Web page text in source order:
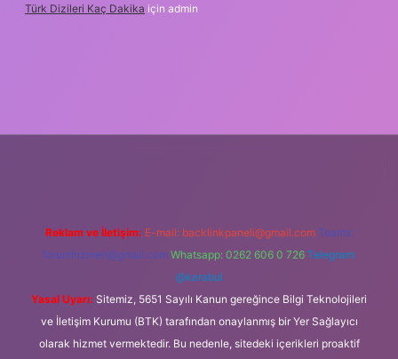
Türk Dizileri Kaç Dakika için admin
Reklam ve İletişim: E-mail: backlinkpaneli@gmail.com Teams:
forumhizmeti@gmail.com Whatsapp: 0262 606 0 726 Telegram:
@karabul
Yasal Uyarı: Sitemiz, 5651 Sayılı Kanun gereğince Bilgi Teknolojileri
ve İletişim Kurumu (BTK) tarafından onaylanmış bir Yer Sağlayıcı
olarak hizmet vermektedir. Bu nedenle, sitedeki içerikleri proaktif